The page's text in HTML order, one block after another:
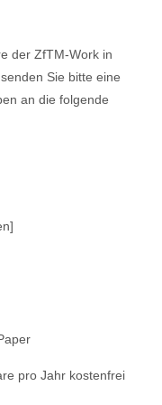
der ZfTM-Work in
Sie bitte eine
an die folgende
pro Jahr kostenfrei